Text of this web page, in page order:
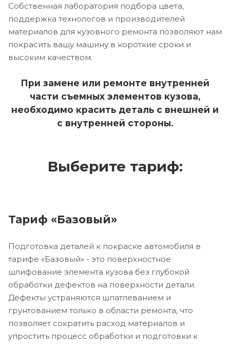
Собственная лаборатория подбора цвета,
поддержка технологов и производителей
материалов для кузовного ремонта позволяют нам
покрасить вашу машину в короткие сроки и
высоким качеством.
При замене или ремонте внутренней
части съемных элементов кузова,
необходимо красить деталь с внешней и
с внутренней стороны.
Выберите тариф:
Тариф «Базовый»
Подготовка деталей к покраске автомобиля в
тарифе «Базовый» - это поверхностное
шлифование элемента кузова без глубокой
обработки дефектов на поверхности детали.
Дефекты устраняются шпатлеванием и
грунтованием только в области ремонта, что
позволяет сократить расход материалов и
упростить процесс обработки и подготовки к